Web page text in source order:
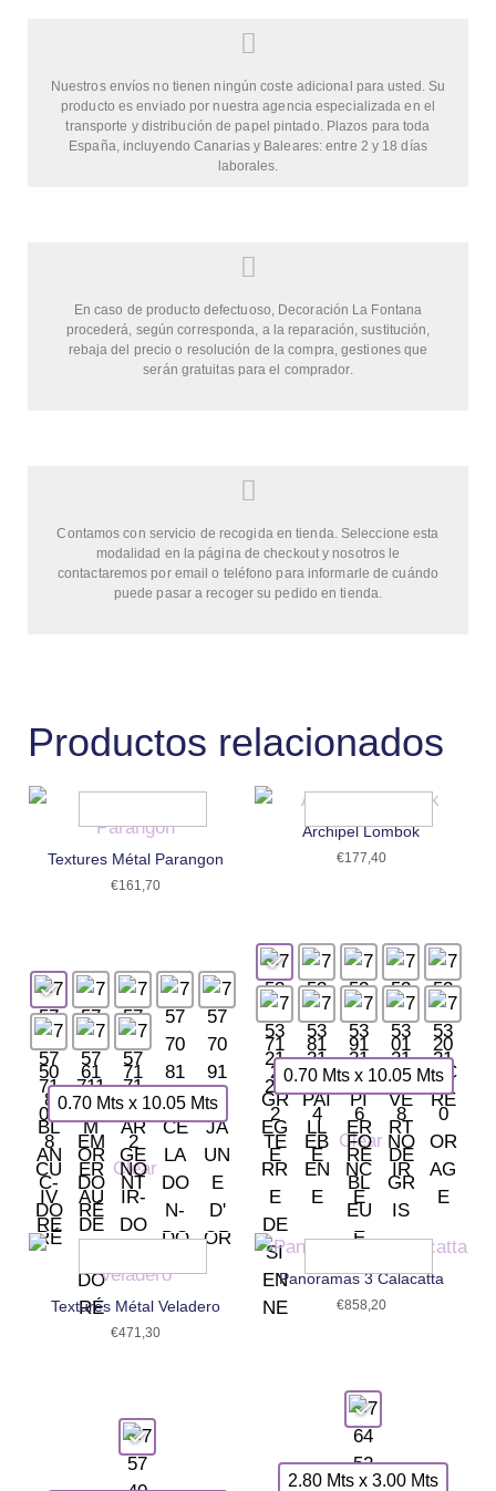
Nuestros envíos no tienen ningún coste adicional para usted. Su
producto es enviado por nuestra agencia especializada en el
transporte y distribución de papel pintado. Plazos para toda
España, incluyendo Canarias y Baleares: entre 2 y 18 días
laborales.
En caso de producto defectuoso, Decoración La Fontana
procederá, según corresponda, a la reparación, sustitución,
rebaja del precio o resolución de la compra, gestiones que
serán gratuitas para el comprador.
Contamos con servicio de recogida en tienda. Seleccione esta
modalidad en la página de checkout y nosotros le
contactaremos por email o teléfono para informarle de cuándo
puede pasar a recoger su pedido en tienda.
Productos relacionados
Textures Métal Parangon
€161,70
0.70 Mts x 10.05 Mts
Clear
Archipel Lombok
€177,40
0.70 Mts x 10.05 Mts
Clear
Textures Métal Veladero
€471,30
Panoramas 3 Calacatta
€858,20
2.80 Mts x 3.00 Mts